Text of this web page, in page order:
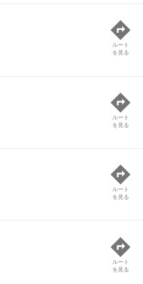
ルート
を見る
ルート
を見る
ルート
を見る
ルート
を見る